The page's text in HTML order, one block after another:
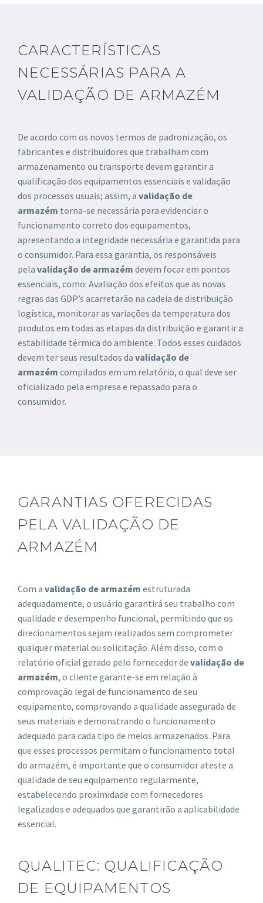
CARACTERÍSTICAS
NECESSÁRIAS PARA A
VALIDAÇÃO DE ARMAZÉM
De acordo com os novos termos de padronização, os
fabricantes e distribuidores que trabalham com
armazenamento ou transporte devem garantir a
qualificação dos equipamentos essenciais e validação
dos processos usuais; assim, a validação de
armazém torna-se necessária para evidenciar o
funcionamento correto dos equipamentos,
apresentando a integridade necessária e garantida para
o consumidor. Para essa garantia, os responsáveis
pela validação de armazém devem focar em pontos
essenciais, como: Avaliação dos efeitos que as novas
regras das GDP’s acarretarão na cadeia de distribuição
logística, monitorar as variações da temperatura dos
produtos em todas as etapas da distribuição e garantir a
estabilidade térmica do ambiente. Todos esses cuidados
devem ter seus resultados da validação de
armazém compilados em um relatório, o qual deve ser
oficializado pela empresa e repassado para o
consumidor.
GARANTIAS OFERECIDAS
PELA VALIDAÇÃO DE
ARMAZÉM
Com a validação de armazém estruturada
adequadamente, o usuário garantirá seu trabalho com
qualidade e desempenho funcional, permitindo que os
direcionamentos sejam realizados sem comprometer
qualquer material ou solicitação. Além disso, com o
relatório oficial gerado pelo fornecedor de validação de
armazém, o cliente garante-se em relação à
comprovação legal de funcionamento de seu
equipamento, comprovando a qualidade assegurada de
seus materiais e demonstrando o funcionamento
adequado para cada tipo de meios armazenados. Para
que esses processos permitam o funcionamento total
do armazém, é importante que o consumidor ateste a
qualidade de seu equipamento regularmente,
estabelecendo proximidade com fornecedores
legalizados e adequados que garantirão a aplicabilidade
essencial.
QUALITEC: QUALIFICAÇÃO
DE EQUIPAMENTOS